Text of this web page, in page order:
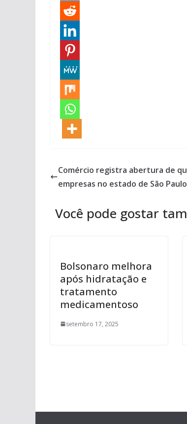
Comércio registra abertura de
empresas no estado de São
Você pode gostar
Bolsonaro melhora
após hidratação e
tratamento
medicamentoso
setembro 17, 2025